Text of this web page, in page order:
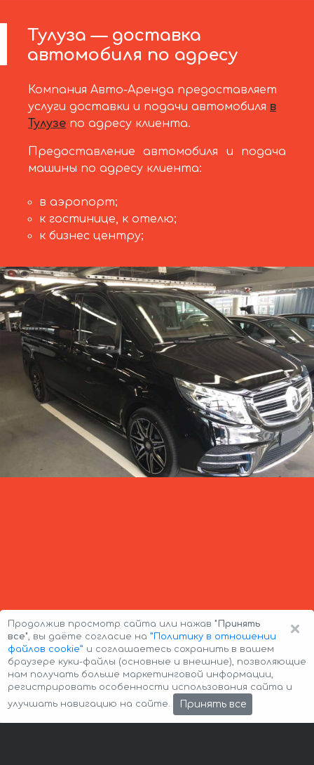
Тулуза — доставка
автомобиля по адресу
Компания Авто-Аренда предоставляет
услуги доставки и подачи автомобиля в
Тулузе по адресу клиента.
Предоставление автомобиля и подача
машины по адресу клиента:
в аэропорт;
к гостинице, к отелю;
к бизнес центру;
Авторские права © 2026 Авто-Аренда Cookie Policy
×
Продолжив просмотр сайта или нажав "Принять
все", вы даёте согласие на ”Политику в отношении
файлов cookie” и соглашаетесь сохранить в вашем
браузере куки-файлы (основные и внешние), позволяющие
нам получать больше маркетинговой информации,
регистрировать особенности использования сайта и
улучшать навигацию на сайте.
Принять все